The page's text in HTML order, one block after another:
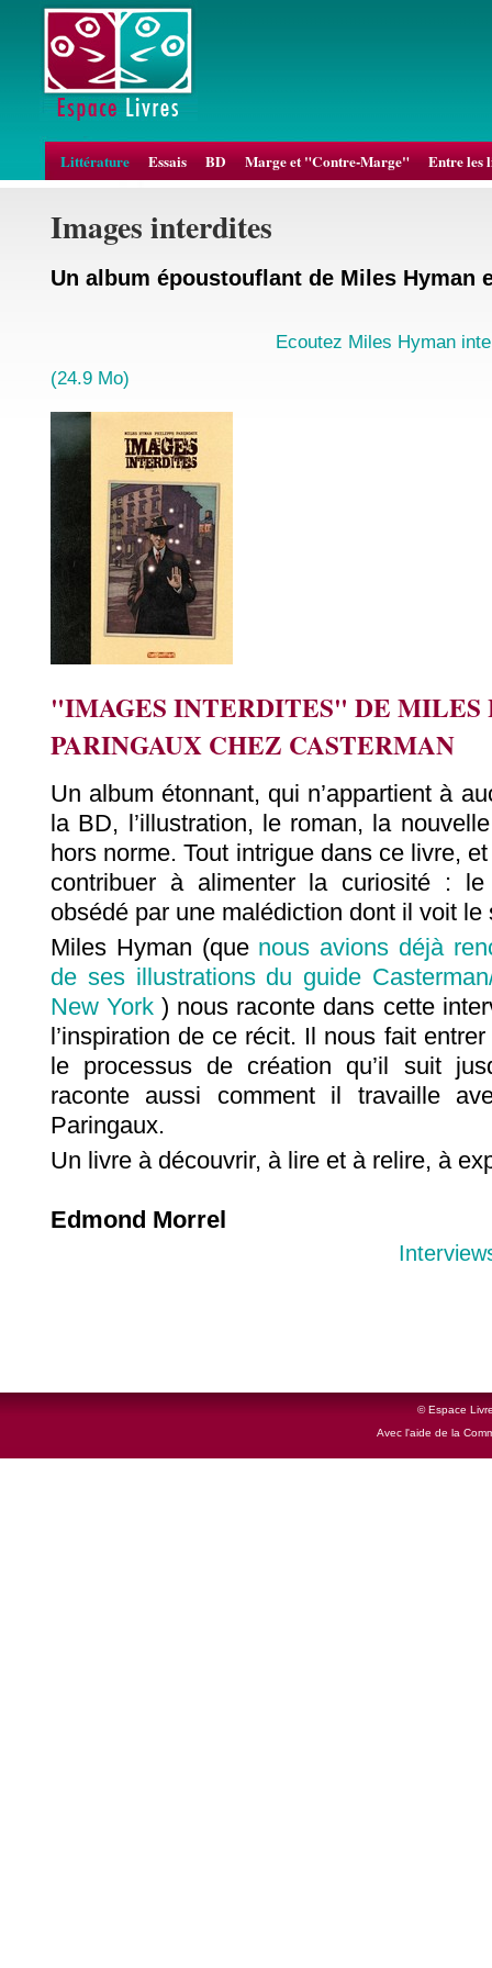
Littérature Essais BD Marge et "Contre-Marge" Entre les
Images interdites
Un album époustouflant de Miles Hyman
Ecoutez Miles Hyman
(24.9 Mo)
"IMAGES INTERDITES" DE
PARINGAUX CHEZ CASTERMAN
Un album étonnant, qui n’appartient à
la BD, l’illustration, le roman, la
hors norme. Tout intrigue dans ce livre,
contribuer à alimenter la curiosité : le
obsédé par une malédiction dont il voit le
Miles Hyman (que nous avions déjà
de ses illustrations du guide
New York ) nous raconte dans cette
l’inspiration de ce récit. Il nous fait
le processus de création qu’il suit
raconte aussi comment il travaille
Paringaux.
Un livre à découvrir, à lire et à relire, à
Edmond Morrel
© Espace
Avec l'aide de la